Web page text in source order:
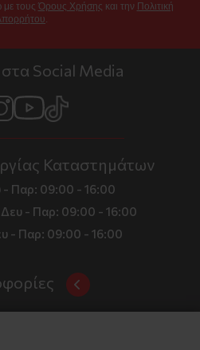
τους Όρους Χρήσης και την Πολιτική
.
στα Social Media
Καταστημάτων
- Παρ: 09:00 - 16:00
Δευ - Παρ: 09:00 - 16:00
- Παρ: 09:00 - 16:00
και Πληρωμής